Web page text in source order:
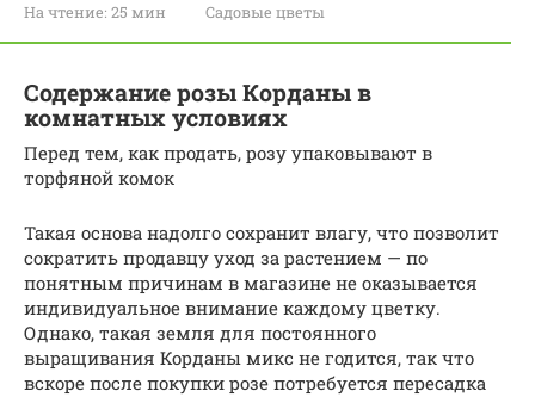
На чтение: 25 мин Садовые цветы
Содержание розы Корданы в
комнатных условиях
Перед тем, как продать, розу упаковывают в
торфяной комок
Такая основа надолго сохранит влагу, что позволит
сократить продавцу уход за растением — по
понятным причинам в магазине не оказывается
индивидуальное внимание каждому цветку.
Однако, такая земля для постоянного
выращивания Корданы микс не годится, так что
вскоре после покупки розе потребуется пересадка